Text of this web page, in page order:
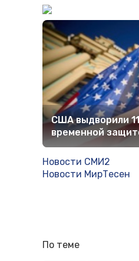
США выдворили
временной
Новости СМИ2
Новости МирТесен
По теме